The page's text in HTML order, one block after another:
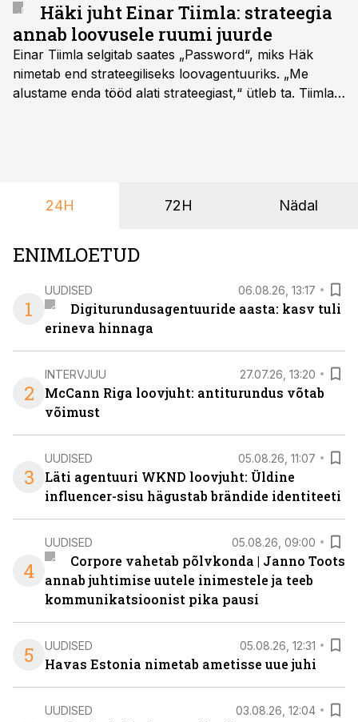
Häki juht Einar Tiimla: strateegia
annab loovusele ruumi juurde
Einar Tiimla selgitab saates „Password“, miks Häk
nimetab end strateegiliseks loovagentuuriks. „Me
alustame enda tööd alati strateegiast,“ ütleb ta. Tiimla
24H 72H Nädal
ENIMLOETUD
1
UUDISED 06.08.26, 13:17
Digiturundusagentuuride aasta: kasv tuli
erineva hinnaga
2
INTERVJUU 27.07.26, 13:20
McCann Riga loovjuht: antiturundus võtab
võimust
3
UUDISED 05.08.26, 11:07
Läti agentuuri WKND loovjuht: Üldine
influencer-sisu hägustab brändide identiteeti
4
UUDISED 05.08.26, 09:00
Corpore vahetab põlvkonda | Janno Toots
annab juhtimise uutele inimestele ja teeb
kommunikatsioonist pika pausi
5 UUDISED 05.08.26, 12:31
Havas Estonia nimetab ametisse uue juhi
UUDISED 03.08.26, 12:04